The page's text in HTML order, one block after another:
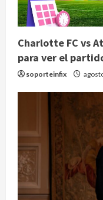
Charlotte FC vs
para ver el
soporteinfix